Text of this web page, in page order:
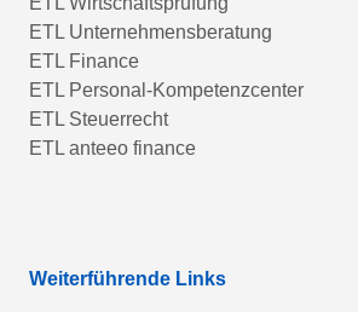
ETL Unternehmensberatung
ETL Finance
ETL Personal-Kompetenzcenter
ETL Steuerrecht
ETL anteeo finance
Weiterführende Links